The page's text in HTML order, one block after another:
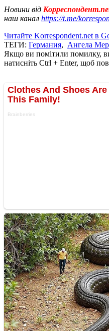
Новини від
наш канал https://t.me/
Читайте Korrespondent.net в
ТЕГИ: Германия, Ангела
Якщо ви помітили помилку,
натисніть Ctrl + Enter, щоб